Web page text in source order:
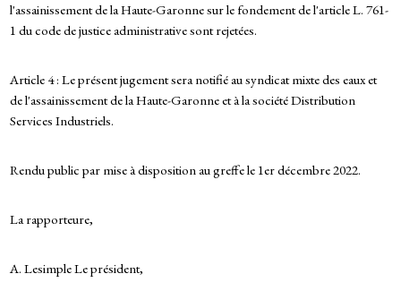
l'assainissement de la Haute-Garonne sur le fondement de l'article L. 761-
1 du code de justice administrative sont rejetées.
Article 4 : Le présent jugement sera notifié au syndicat mixte des eaux et
de l'assainissement de la Haute-Garonne et à la société Distribution
Services Industriels.
Rendu public par mise à disposition au greffe le 1er décembre 2022.
La rapporteure,
A. Lesimple Le président,